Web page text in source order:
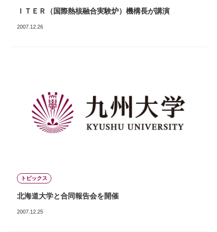
ＩＴＥＲ（国際熱核融合実験炉）機構長が講演
2007.12.26
トピックス
北海道大学と合同報告会を開催
2007.12.25